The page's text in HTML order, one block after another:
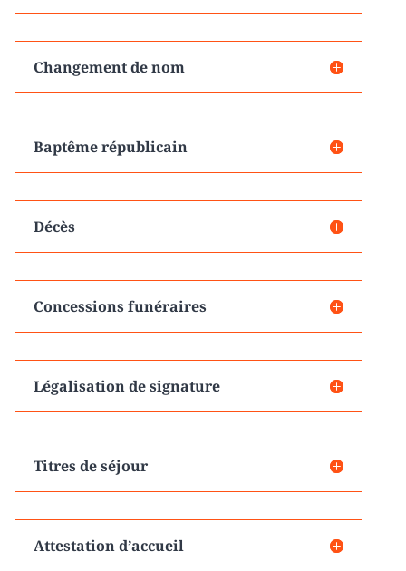
Changement de nom
Baptême républicain
Décès
Concessions funéraires
Légalisation de signature
Titres de séjour
Attestation d’accueil